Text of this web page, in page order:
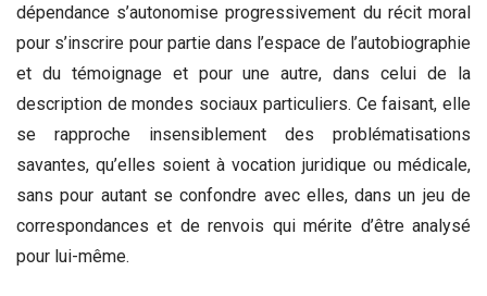
dépendance s’autonomise progressivement du récit moral
pour s’inscrire pour partie dans l’espace de l’autobiographie
et du témoignage et pour une autre, dans celui de la
description de mondes sociaux particuliers. Ce faisant, elle
se rapproche insensiblement des problématisations
savantes, qu’elles soient à vocation juridique ou médicale,
sans pour autant se confondre avec elles, dans un jeu de
correspondances et de renvois qui mérite d’être analysé
pour lui-même.